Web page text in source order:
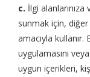
c. İlgi
sunmak için,
amacıyla
uygulamasını
uygun içerikleri,